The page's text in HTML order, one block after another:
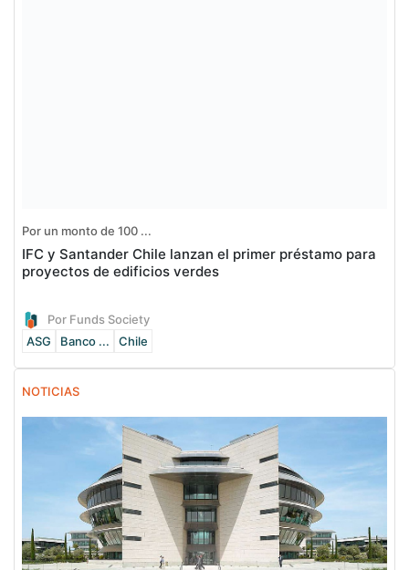
Por un monto de 100 ...
IFC y Santander Chile lanzan el primer préstamo para
proyectos de edificios verdes
Por Funds Society
ASG
Banco ... Chile
NOTICIAS